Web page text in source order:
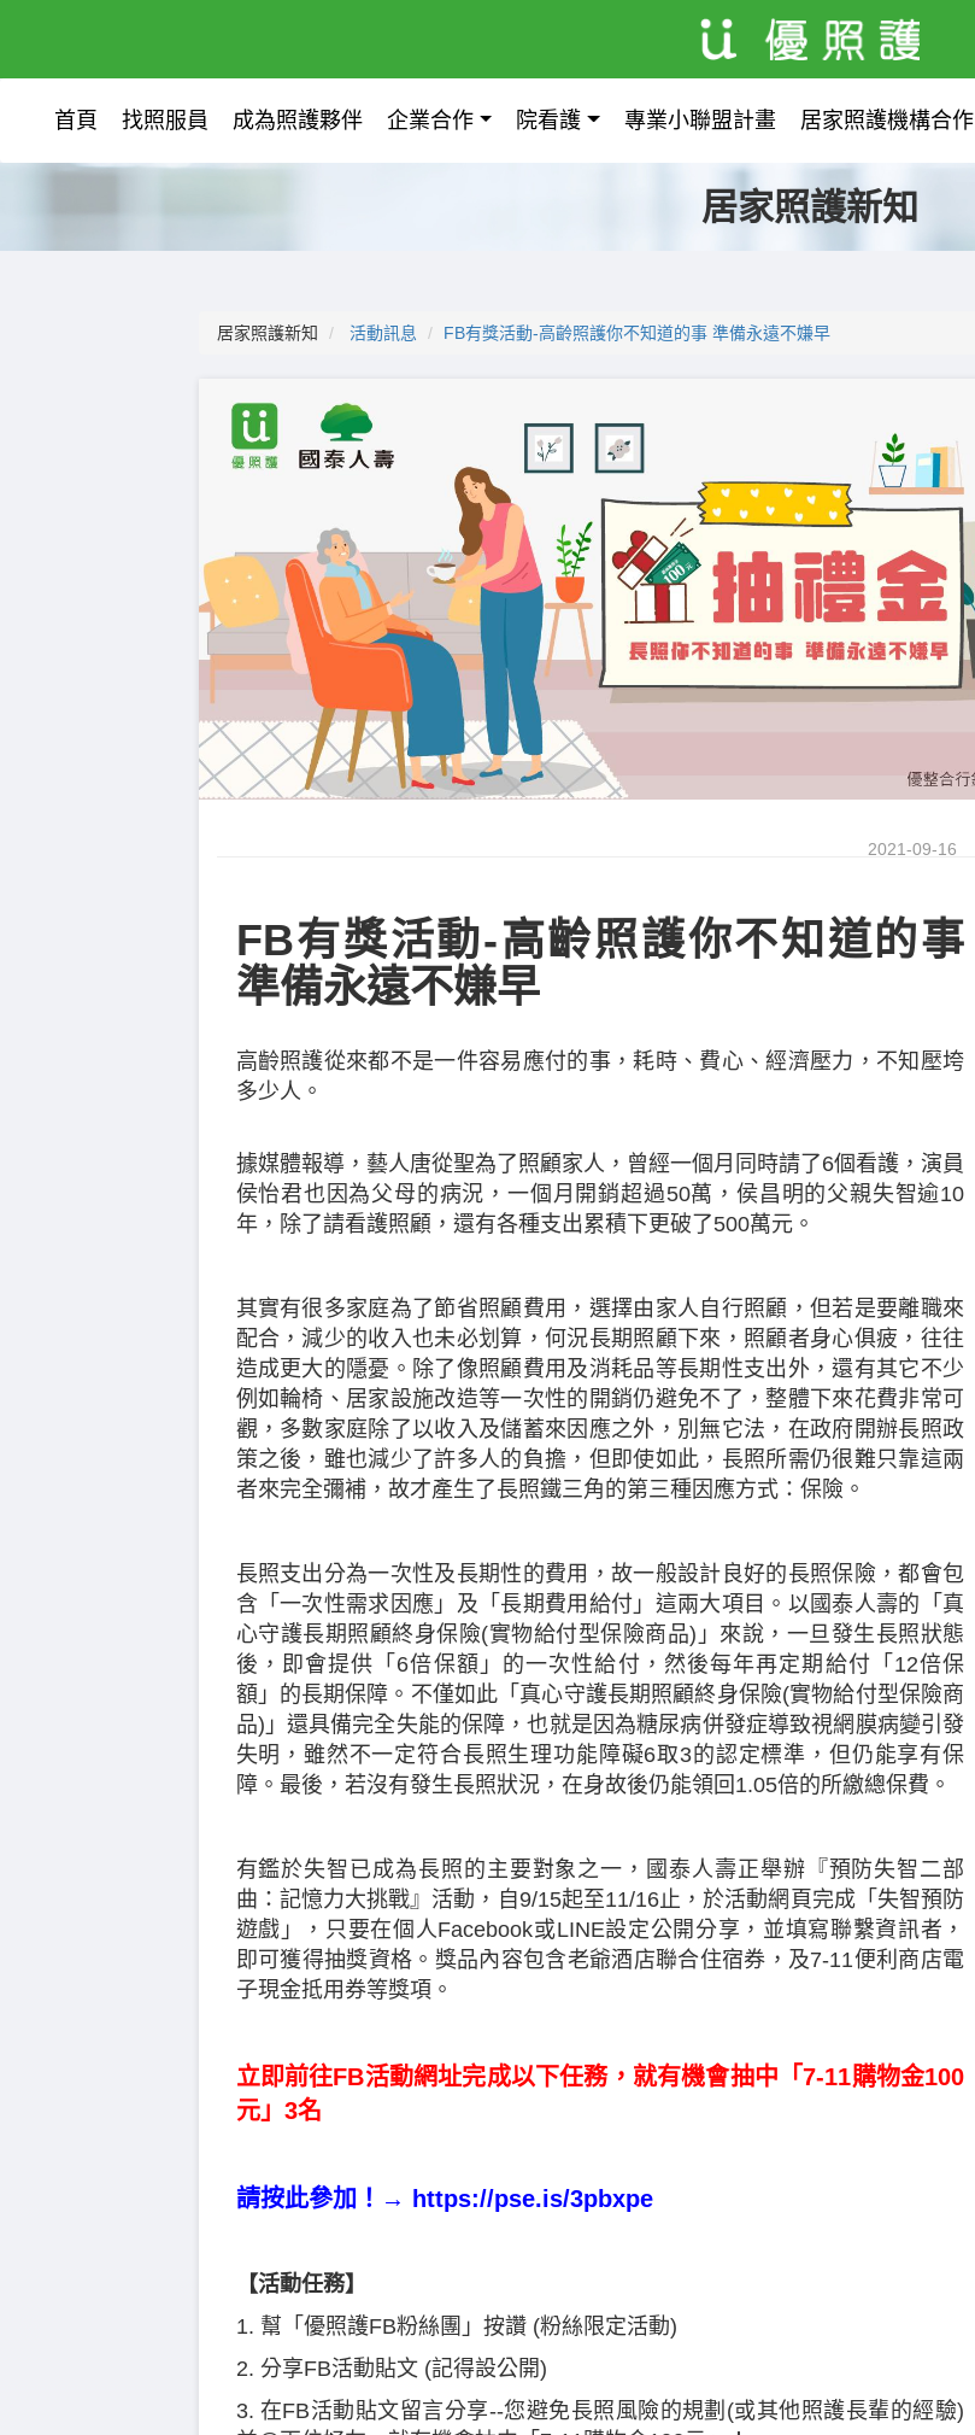
首頁 找照服員 成為照護夥伴 企業合作 院看護 專業小聯盟計畫 居家照護機構合作
居家照護新知
居家照護新知 活動訊息 FB有獎活動-高齡照護你不知道的事 準備永遠不嫌早
2021-09-16
FB有獎活動-高齡照護你不知道的事
準備永遠不嫌早
高齡照護從來都不是一件容易應付的事，耗時、費心、經濟壓力，不知壓垮
多少人。
據媒體報導，藝人唐從聖為了照顧家人，曾經一個月同時請了6個看護，演員
侯怡君也因為父母的病況，一個月開銷超過50萬，侯昌明的父親失智逾10
年，除了請看護照顧，還有各種支出累積下更破了500萬元。
其實有很多家庭為了節省照顧費用，選擇由家人自行照顧，但若是要離職來
配合，減少的收入也未必划算，何況長期照顧下來，照顧者身心俱疲，往往
造成更大的隱憂。除了像照顧費用及消耗品等長期性支出外，還有其它不少
例如輪椅、居家設施改造等一次性的開銷仍避免不了，整體下來花費非常可
觀，多數家庭除了以收入及儲蓄來因應之外，別無它法，在政府開辦長照政
策之後，雖也減少了許多人的負擔，但即使如此，長照所需仍很難只靠這兩
者來完全彌補，故才產生了長照鐵三角的第三種因應方式：保險。
長照支出分為一次性及長期性的費用，故一般設計良好的長照保險，都會包
含「一次性需求因應」及「長期費用給付」這兩大項目。以國泰人壽的「真
心守護長期照顧終身保險(實物給付型保險商品)」來說，一旦發生長照狀態
後，即會提供「6倍保額」的一次性給付，然後每年再定期給付「12倍保
額」的長期保障。不僅如此「真心守護長期照顧終身保險(實物給付型保險商
品)」還具備完全失能的保障，也就是因為糖尿病併發症導致視網膜病變引發
失明，雖然不一定符合長照生理功能障礙6取3的認定標準，但仍能享有保
障。最後，若沒有發生長照狀況，在身故後仍能領回1.05倍的所繳總保費。
有鑑於失智已成為長照的主要對象之一，國泰人壽正舉辦『預防失智二部
曲：記憶力大挑戰』活動，自9/15起至11/16止，於活動網頁完成「失智預防
遊戲」，只要在個人Facebook或LINE設定公開分享，並填寫聯繫資訊者，
即可獲得抽獎資格。獎品內容包含老爺酒店聯合住宿券，及7-11便利商店電
子現金抵用券等獎項。
立即前往FB活動網址完成以下任務，就有機會抽中「7-11購物金100
元」3名
請按此參加！→ https://pse.is/3pbxpe
【活動任務】
1. 幫「優照護FB粉絲團」按讚 (粉絲限定活動)
2. 分享FB活動貼文 (記得設公開)
3. 在FB活動貼文留言分享--您避免長照風險的規劃(或其他照護長輩的經驗)